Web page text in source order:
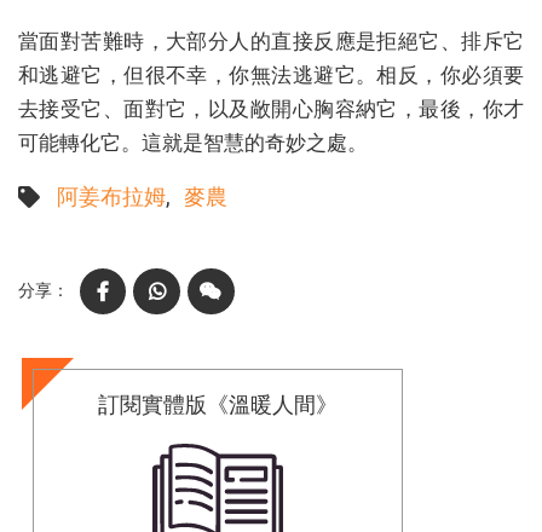
當面對苦難時，大部分人的直接反應是拒絕它、排斥它
和逃避它，但很不幸，你無法逃避它。相反，你必須要
去接受它、面對它，以及敞開心胸容納它，最後，你才
可能轉化它。這就是智慧的奇妙之處。
阿姜布拉姆 麥農
FacebookWhatsAppWeChat
訂閱實體版《溫暖人間》